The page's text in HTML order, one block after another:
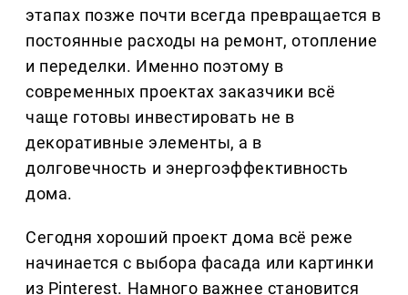
этапах позже почти всегда превращается в
постоянные расходы на ремонт, отопление
и переделки. Именно поэтому в
современных проектах заказчики всё
чаще готовы инвестировать не в
декоративные элементы, а в
долговечность и энергоэффективность
дома.
Сегодня хороший проект дома всё реже
начинается с выбора фасада или картинки
из Pinterest. Намного важнее становится